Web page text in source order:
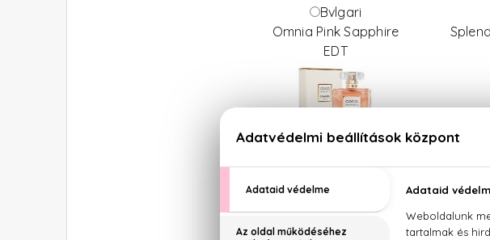
Bvlgari
Omnia Pink Sapphire
EDT
Chanel
Coco Mademoiselle
EDP Intense